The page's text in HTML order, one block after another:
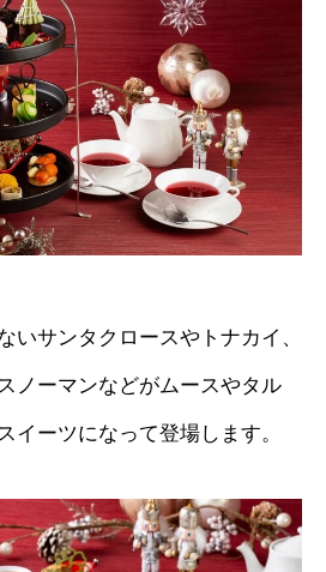
いサンタクロースやトナカイ、
ノーマンなどがムースやタル
イーツになって登場します。